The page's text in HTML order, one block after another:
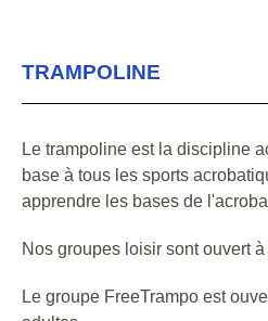
TRAMPOLINE
Le trampoline est la discipline
base à tous les sports
apprendre les bases de
Nos groupes loisir sont ouvert
Le groupe FreeTrampo est